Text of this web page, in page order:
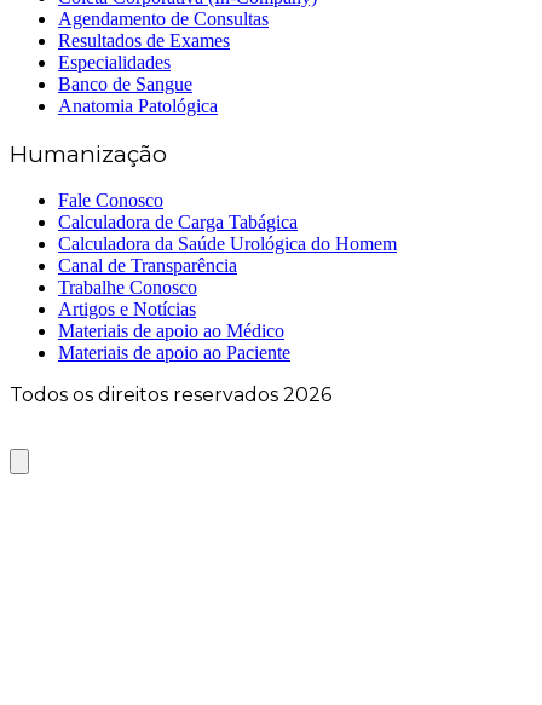
Agendamento de Consultas
Resultados de Exames
Especialidades
Banco de Sangue
Anatomia Patológica
Humanização
Fale Conosco
Calculadora de Carga Tabágica
Calculadora da Saúde Urológica do Homem
Canal de Transparência
Trabalhe Conosco
Artigos e Notícias
Materiais de apoio ao Médico
Materiais de apoio ao Paciente
Todos os direitos reservados 2026